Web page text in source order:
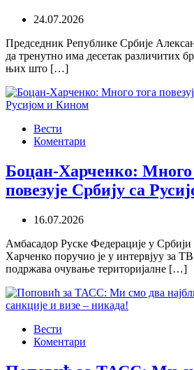
24.07.2026
Председник Републике Србије
да тренутно има десетак различитих
њих што […]
Вести
Коментари
Боцан-Харченко: Много
повезује Србију са
16.07.2026
Амбасадор Руске Федерације у
Харченко поручио је у интервјуу за
подржава очување територијалне […]
Вести
Коментари